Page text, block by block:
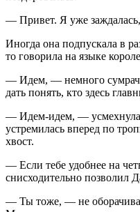
— Привет. Я уже
Иногда она подпускала в
то говорила на языке
— Идем, — немного
дать понять, кто здесь
— Идем-идем, —
устремилась вперед по
хвост.
— Если тебе удобнее на
снисходительно позволил
— Ты тоже, — не